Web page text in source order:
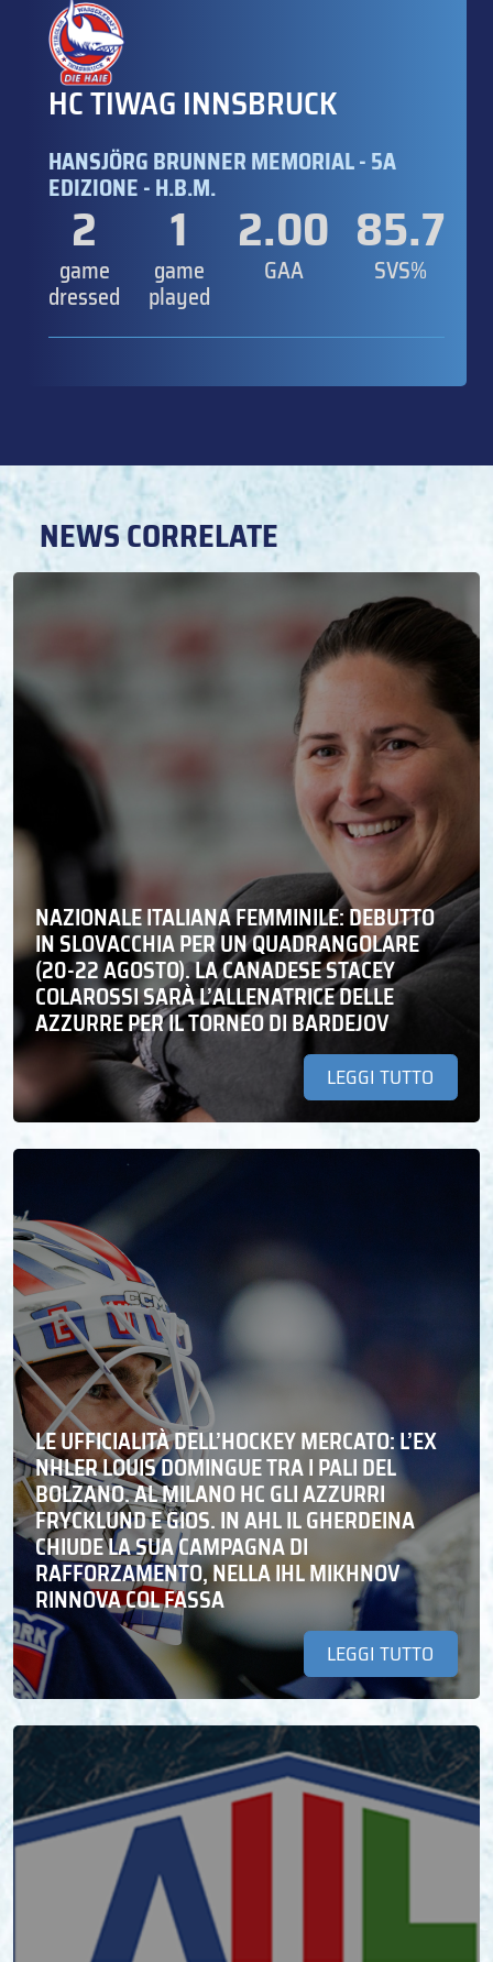
HC TIWAG INNSBRUCK
HANSJÖRG BRUNNER MEMORIAL - 5A
EDIZIONE - H.B.M.
2
game
dressed
1
game
played
2.00
GAA
85.7
SVS%
NEWS CORRELATE
NAZIONALE ITALIANA FEMMINILE: DEBUTTO
IN SLOVACCHIA PER UN QUADRANGOLARE
(20-22 AGOSTO). LA CANADESE STACEY
COLAROSSI SARÀ L’ALLENATRICE DELLE
AZZURRE PER IL TORNEO DI BARDEJOV
LEGGI TUTTO
LE UFFICIALITÀ DELL’HOCKEY MERCATO: L’EX
NHLER LOUIS DOMINGUE TRA I PALI DEL
BOLZANO. AL MILANO HC GLI AZZURRI
FRYCKLUND E GIOS. IN AHL IL GHERDEINA
CHIUDE LA SUA CAMPAGNA DI
RAFFORZAMENTO, NELLA IHL MIKHNOV
RINNOVA COL FASSA
LEGGI TUTTO